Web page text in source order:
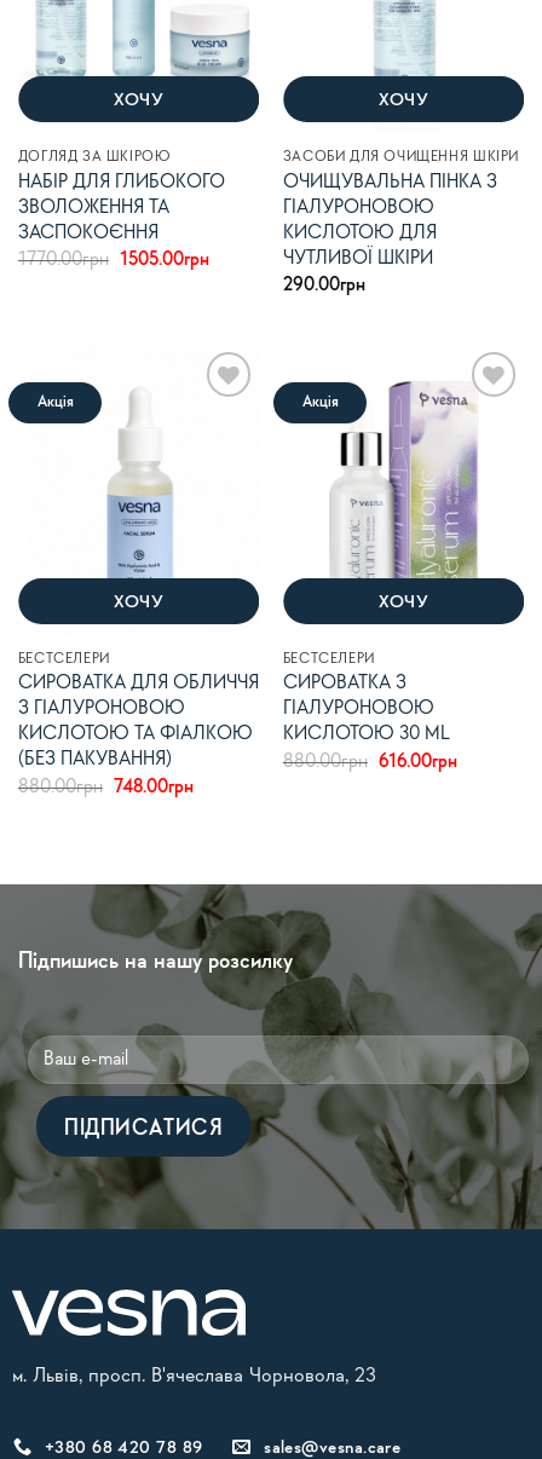
ХОЧУ
ДОГЛЯД ЗА ШКІРОЮ
НАБІР ДЛЯ ГЛИБОКОГО
ЗВОЛОЖЕННЯ ТА
ЗАСПОКОЄННЯ
1770.00грн Оригінальна
1505.00грнПоточна
1505.00грн.
ХОЧУ
ЗАСОБИ ДЛЯ ОЧИЩЕННЯ ШКІРИ
ОЧИЩУВАЛЬНА ПІНКА З
ГІАЛУРОНОВОЮ
КИСЛОТОЮ ДЛЯ
ЧУТЛИВОЇ ШКІРИ
290.00грн
Акція
ХОЧУ
БЕСТСЕЛЕРИ
СИРОВАТКА ДЛЯ ОБЛИЧЧЯ
З ГІАЛУРОНОВОЮ
КИСЛОТОЮ ТА ФІАЛКОЮ
(БЕЗ ПАКУВАННЯ)
880.00грн Оригінальна
748.00грнПоточна
Акція
ХОЧУ
список
бажань
БЕСТСЕЛЕРИ
СИРОВАТКА З
ГІАЛУРОНОВОЮ
КИСЛОТОЮ 30 ML
880.00грн Оригінальна
616.00грнПоточна
Підпишись на нашу розсилку
Alternative:
м. Львів, просп. В'ячеслава Чорновола, 23
+380 68 420 78 89 sales@vesna.care